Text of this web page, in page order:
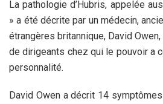
La pathologie d’Hubris, appelée
» a été décrite par un médecin,
étrangères britannique, David
de dirigeants chez qui le pouvoir a
personnalité.
David Owen a décrit 14